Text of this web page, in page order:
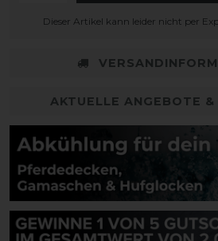
Dieser Artikel kann leider nicht per
AKTUELLE ANGEBOTE &